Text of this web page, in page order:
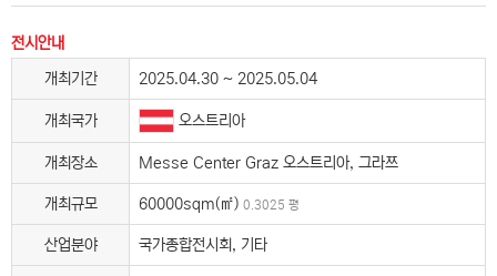
전시안내
개최기간
2025.04.30 ~ 2025.05.04
개최국가 오스트리아
개최장소 Messe Center Graz 오스트리아, 그라쯔
개최규모 60000sqm(㎡) 0.3025 평
산업분야 국가종합전시회, 기타